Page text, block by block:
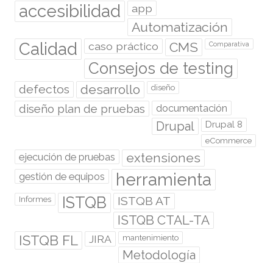
accesibilidad app
Automatización
Calidad caso práctico CMS Comparativa
Consejos de testing
defectos desarrollo diseño
diseño plan de pruebas documentación
Drupal Drupal 8
eCommerce
ejecución de pruebas extensiones
gestión de equipos herramienta
Informes ISTQB ISTQB AT
ISTQB CTAL-TA
ISTQB FL JIRA mantenimiento
Metodología